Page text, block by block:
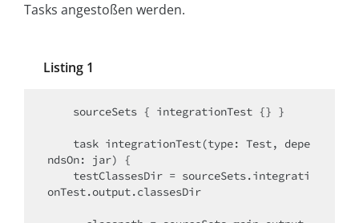
Tasks angestoßen werden.
Listing 1
ndsOn: jar) {
onTest.output.classesDir